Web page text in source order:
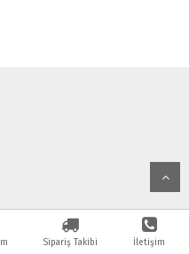
Sipariş Takibi İletişim